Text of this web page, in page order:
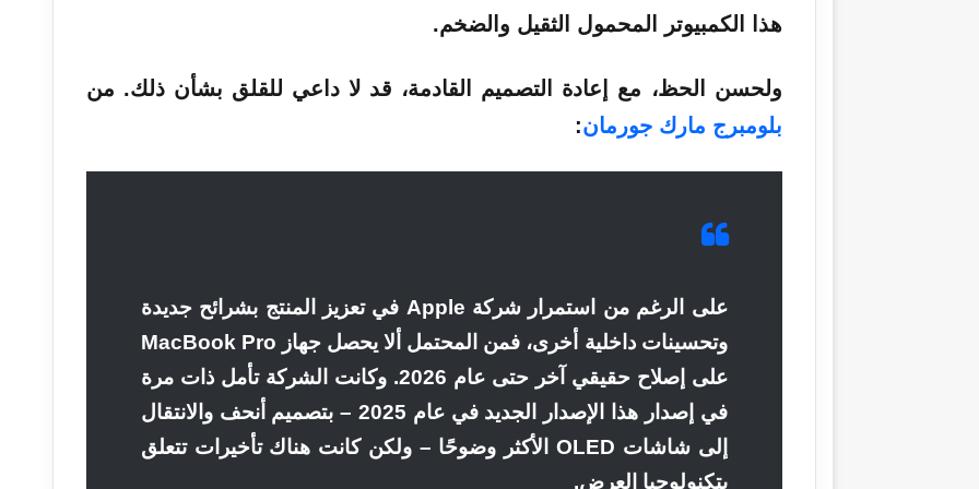
هذا الكمبيوتر المحمول الثقيل والضخم.
ولحسن الحظ، مع إعادة التصميم القادمة، قد لا داعي للقلق بشأن ذلك. من
بلومبرج مارك جورمان:
على الرغم من استمرار شركة Apple في تعزيز المنتج بشرائح جديدة
وتحسينات داخلية أخرى، فمن المحتمل ألا يحصل جهاز MacBook Pro
على إصلاح حقيقي آخر حتى عام 2026. وكانت الشركة تأمل ذات مرة
في إصدار هذا الإصدار الجديد في عام 2025 – بتصميم أنحف والانتقال
إلى شاشات OLED الأكثر وضوحًا – ولكن كانت هناك تأخيرات تتعلق
بتكنولوجيا العرض.